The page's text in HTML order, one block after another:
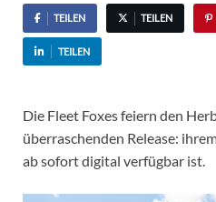
TEILEN TEILEN
TEILEN
Die Fleet Foxes feiern den
überraschenden Release:
ab sofort digital verfügbar ist.